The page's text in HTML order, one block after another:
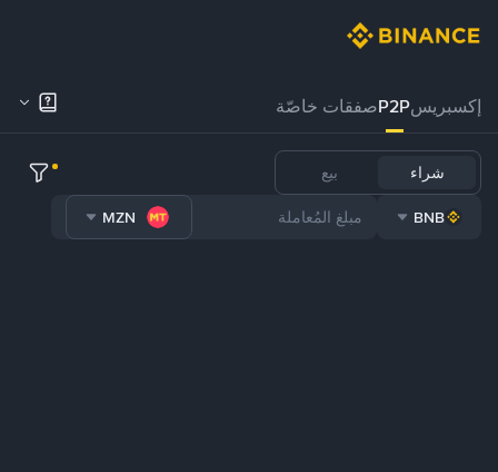
إكسبريسP2Pصفقات خاصّة
شراء بيع
BNB
MZN